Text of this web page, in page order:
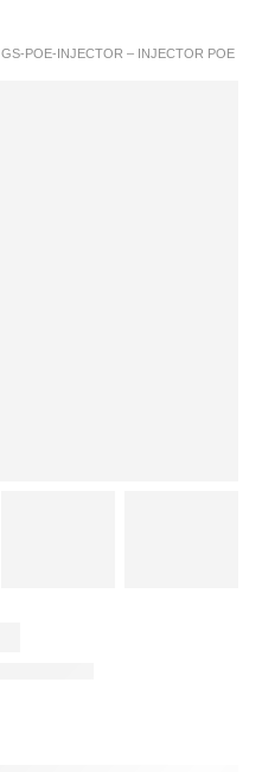
GS-POE-INJECTOR – INJECTOR POE